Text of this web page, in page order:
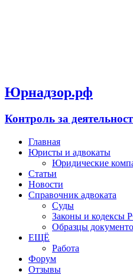
Юрнадзор.рф
Контроль за
Главная
Юристы и адвокаты
Юридические
Статьи
Новости
Справочник адвоката
Суды
Законы и кодексы
Образцы
ЕЩЁ
Работа
Форум
Отзывы